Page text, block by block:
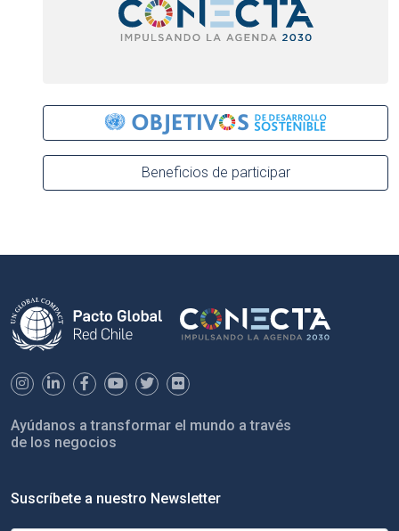
Beneficios de participar
Ayúdanos a transformar el mundo a través
de los negocios
Suscríbete a nuestro Newsletter